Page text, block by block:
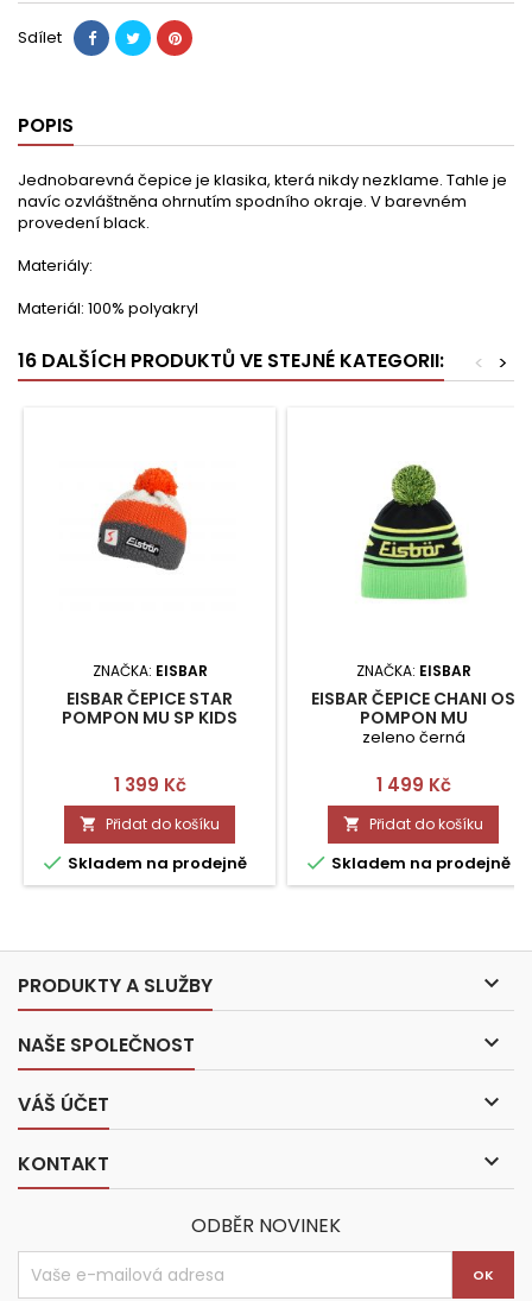
Sdílet
POPIS
Jednobarevná čepice je klasika, která nikdy nezklame. Tahle je
navíc ozvláštněna ohrnutím spodního okraje. V barevném
provedení black.
Materiály:
Materiál: 100% polyakryl
16 DALŠÍCH PRODUKTŮ VE STEJNÉ KATEGORII: >
<
ZNAČKA: EISBAR
EISBAR ČEPICE STAR
POMPON MU SP KIDS
Cena
1 399 Kč
 Přidat do košíku
 Skladem na prodejně
ZNAČKA: EISBAR
EISBAR ČEPICE CHANI OS
POMPON MU
zeleno černá
Cena
1 499 Kč
 Přidat do košíku
 Skladem na prodejně
PRODUKTY A SLUŽBY 
NAŠE SPOLEČNOST 
VÁŠ ÚČET 
KONTAKT 
ODBĚR NOVINEK